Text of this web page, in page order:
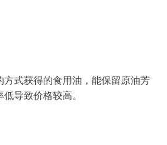
方式获得的食用油，能保留原油芳
导致价格较高。